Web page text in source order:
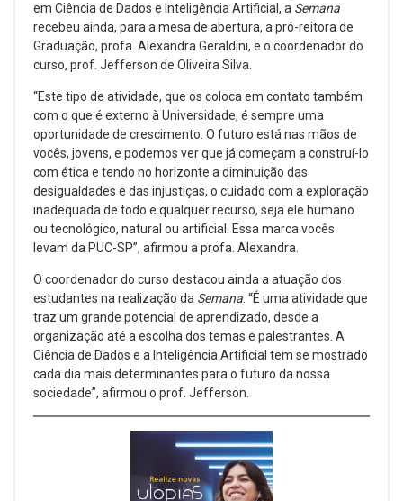
em Ciência de Dados e Inteligência Artificial, a Semana
recebeu ainda, para a mesa de abertura, a pró-reitora de
Graduação, profa. Alexandra Geraldini, e o coordenador do
curso, prof. Jefferson de Oliveira Silva.
“Este tipo de atividade, que os coloca em contato também
com o que é externo à Universidade, é sempre uma
oportunidade de crescimento. O futuro está nas mãos de
vocês, jovens, e podemos ver que já começam a construí-lo
com ética e tendo no horizonte a diminuição das
desigualdades e das injustiças, o cuidado com a exploração
inadequada de todo e qualquer recurso, seja ele humano
ou tecnológico, natural ou artificial. Essa marca vocês
levam da PUC-SP”, afirmou a profa. Alexandra.
O coordenador do curso destacou ainda a atuação dos
estudantes na realização da Semana . “É uma atividade que
traz um grande potencial de aprendizado, desde a
organização até a escolha dos temas e palestrantes. A
Ciência de Dados e a Inteligência Artificial tem se mostrado
cada dia mais determinantes para o futuro da nossa
sociedade”, afirmou o prof. Jefferson.